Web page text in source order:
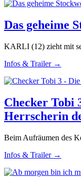
Das geheime
KARLI (12) zieht mit
Infos & Trailer →
Checker Tobi
Herrscherin
Beim Aufräumen des
Infos & Trailer →